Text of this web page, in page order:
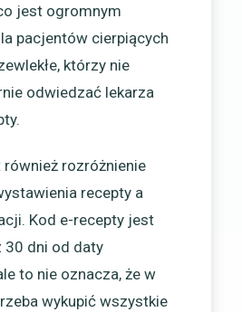
jest ogromnym
pacjentów cierpiących
którzy nie
odwiedzać lekarza
rozróżnienie
recepty a
Kod e-recepty jest
30 dni od daty
to nie oznacza, że w
wykupić wszystkie